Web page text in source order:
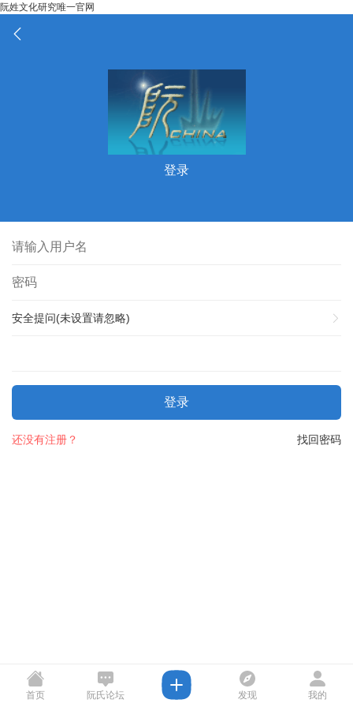
阮姓文化研究唯一官网
登录
安全提问(未设置请忽略)
登录
找回密码
还没有注册？
首页 阮氏论坛 发现 我的